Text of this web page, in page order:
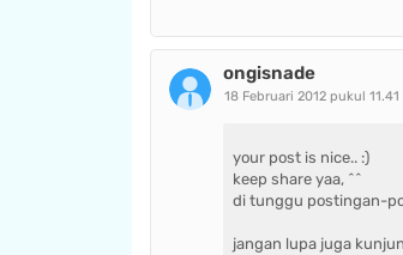
ongisnade
18 Februari 2012 pukul 11.41
your post is nice.. :)
keep share yaa, ^^
di tunggu postingan-
jangan lupa juga